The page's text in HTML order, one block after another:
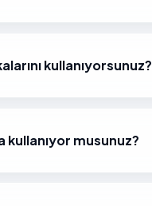
kullanıyorsunuz?
kullanıyor musunuz?